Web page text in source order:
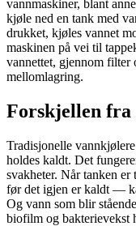
vannmaskiner, blant
kjøle ned en tank med
drukket, kjøles vannet
maskinen på vei til
vannettet, gjennom
mellomlagring.
Forskjellen fra
Tradisjonelle
holdes kaldt. Det
svakheter. Når tanken er
før det igjen er kaldt —
Og vann som blir
biofilm og bakterievekst